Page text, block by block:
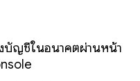
งบัญชีในอนาคตผ่านหน้า